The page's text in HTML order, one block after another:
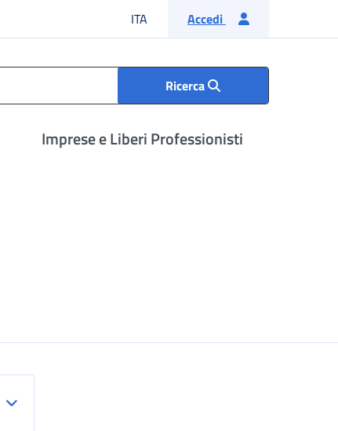
ITA Lingua italiana
Accedi
Ricerca
Imprese e Liberi Professionisti